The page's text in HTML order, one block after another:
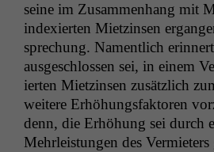
seine im Zusam­men­hang mit
index­ierten Miet­zin­sen
sprechung. Namentlich
aus­geschlossen sei, in einem
ierten Miet­zin­sen zusät­zlich
weit­ere Erhöhungs­fak­toren
denn, die Erhöhung sei durch
Mehrleis­tun­gen des